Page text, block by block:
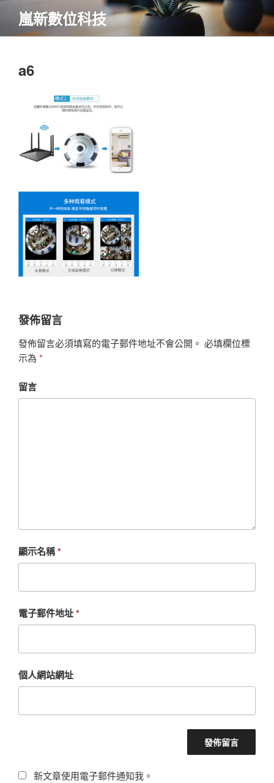
內
嵐新數位科技
a6
發佈留言
發佈留言必須填寫的電子郵件地址不會公開。 必填欄位標
示為 *
留言
顯示名稱*
電子郵件地址*
個人網站網址
新文章使用電子郵件通知我。